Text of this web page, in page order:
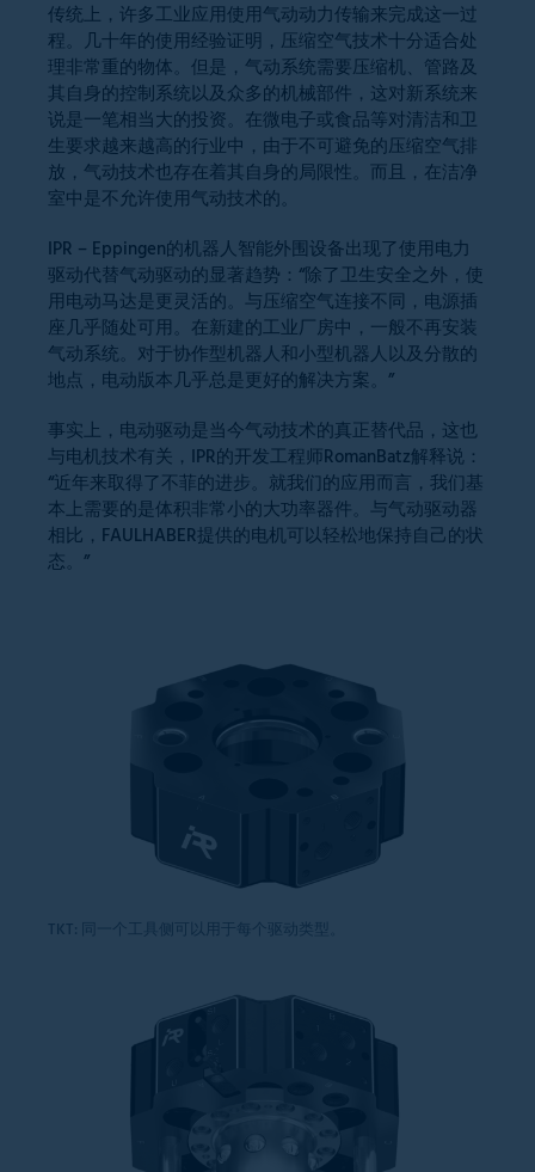
传统上，许多工业应用使用气动动力传输来完成这一过
程。几十年的使用经验证明，压缩空气技术十分适合处
理非常重的物体。但是，气动系统需要压缩机、管路及
其自身的控制系统以及众多的机械部件，这对新系统来
说是一笔相当大的投资。在微电子或食品等对清洁和卫
生要求越来越高的行业中，由于不可避免的压缩空气排
放，气动技术也存在着其自身的局限性。而且，在洁净
室中是不允许使用气动技术的。
IPR – Eppingen的机器人智能外围设备出现了使用电力
驱动代替气动驱动的显著趋势：“除了卫生安全之外，使
用电动马达是更灵活的。与压缩空气连接不同，电源插
座几乎随处可用。在新建的工业厂房中，一般不再安装
气动系统。对于协作型机器人和小型机器人以及分散的
地点，电动版本几乎总是更好的解决方案。”
事实上，电动驱动是当今气动技术的真正替代品，这也
与电机技术有关，IPR的开发工程师RomanBatz解释说：
“近年来取得了不菲的进步。就我们的应用而言，我们基
本上需要的是体积非常小的大功率器件。与气动驱动器
相比，FAULHABER提供的电机可以轻松地保持自己的状
态。”
TKT: 同一个工具侧可以用于每个驱动类型。